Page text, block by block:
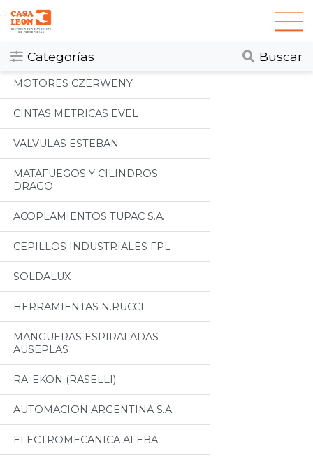
Categorías Buscar
Categorias
Todos
MOTORES CZERWENY
CINTAS METRICAS EVEL
VALVULAS ESTEBAN
MATAFUEGOS Y CILINDROS
DRAGO
ACOPLAMIENTOS TUPAC S.A.
CEPILLOS INDUSTRIALES FPL
SOLDALUX
HERRAMIENTAS N.RUCCI
MANGUERAS ESPIRALADAS
AUSEPLAS
RA-EKON (RASELLI)
AUTOMACION ARGENTINA S.A.
ELECTROMECANICA ALEBA